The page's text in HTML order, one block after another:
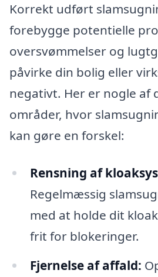
Korrekt udført
forebygge potentielle
oversvømmelser og
påvirke din bolig eller
negativt. Her er nogle af
områder, hvor
kan gøre en forskel:
Rensning af
Regelmæssig
med at holde dit
frit for blokeringer.
Fjernelse af affald: